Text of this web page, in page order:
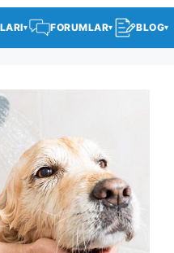
▾ FORUMLAR▾ BLOG▾